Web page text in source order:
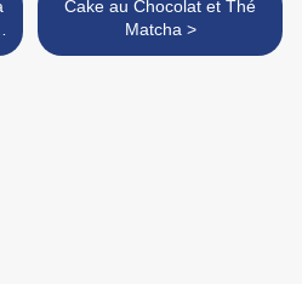
Cake au Chocolat et Thé
Matcha >